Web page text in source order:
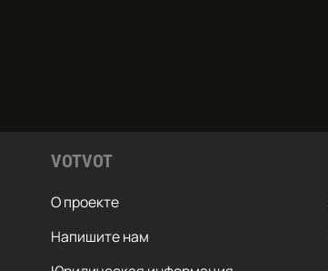
VOTVOT
О проекте
Напишите нам